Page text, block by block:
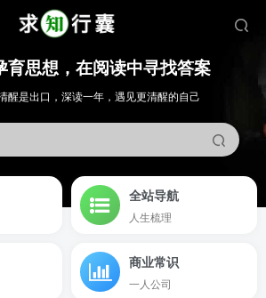
育思想，在阅读中寻找答案
醒是出口，深读一年，遇见更清醒的自己
全站导航
人生梳理
商业常识
一人公司